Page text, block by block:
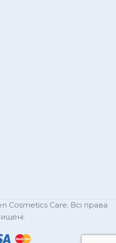
Cosmetics Care. Всі права